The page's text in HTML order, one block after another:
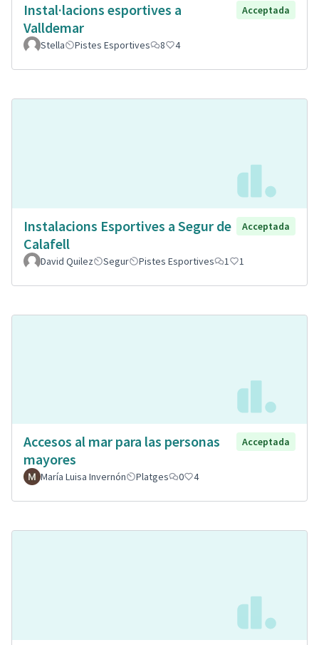
Instal·lacions esportives a
Valldemar
Acceptada
Stella Pistes Esportives 8 4
Instalacions Esportives a Segur de
Calafell
Acceptada
David Quilez Segur Pistes Esportives 1 1
Accesos al mar para las personas
mayores
Acceptada
María Luisa Invernón Platges 0 4